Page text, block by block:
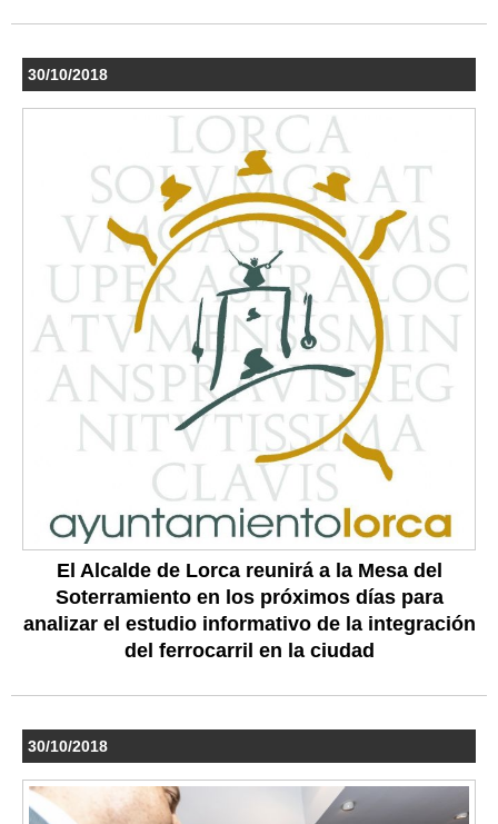
30/10/2018
El Alcalde de Lorca reunirá a la Mesa del
Soterramiento en los próximos días para
analizar el estudio informativo de la integración
del ferrocarril en la ciudad
30/10/2018